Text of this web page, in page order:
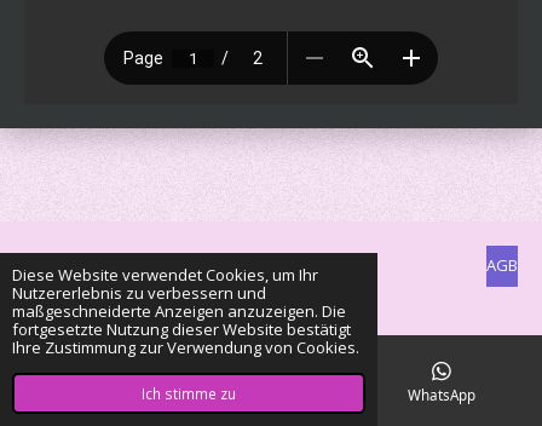
Diese Website verwendet Cookies, um Ihr
Nutzererlebnis zu verbessern und
maßgeschneiderte Anzeigen anzuzeigen. Die
fortgesetzte Nutzung dieser Website bestätigt
Ihre Zustimmung zur Verwendung von Cookies.
Ich stimme zu
AGB
© 2022 - 2026 Clan of Color Mouse
WhatsApp